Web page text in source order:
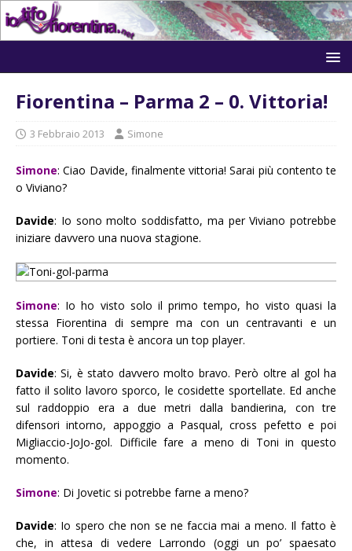
Fiorentina – Parma 2 – 0. Vittoria!
3 Febbraio 2013 Simone
Simone: Ciao Davide, finalmente vittoria! Sarai più contento te
o Viviano?
Davide: Io sono molto soddisfatto, ma per Viviano potrebbe
iniziare davvero una nuova stagione.
Simone: Io ho visto solo il primo tempo, ho visto quasi la
stessa Fiorentina di sempre ma con un centravanti e un
portiere. Toni di testa è ancora un top player.
Davide: Si, è stato davvero molto bravo. Però oltre al gol ha
fatto il solito lavoro sporco, le cosidette sportellate. Ed anche
sul raddoppio era a due metri dalla bandierina, con tre
difensori intorno, appoggio a Pasqual, cross pefetto e poi
Migliaccio-JoJo-gol. Difficile fare a meno di Toni in questo
momento.
Simone: Di Jovetic si potrebbe farne a meno?
Davide: Io spero che non se ne faccia mai a meno. Il fatto è
che, in attesa di vedere Larrondo (oggi un po’ spaesato